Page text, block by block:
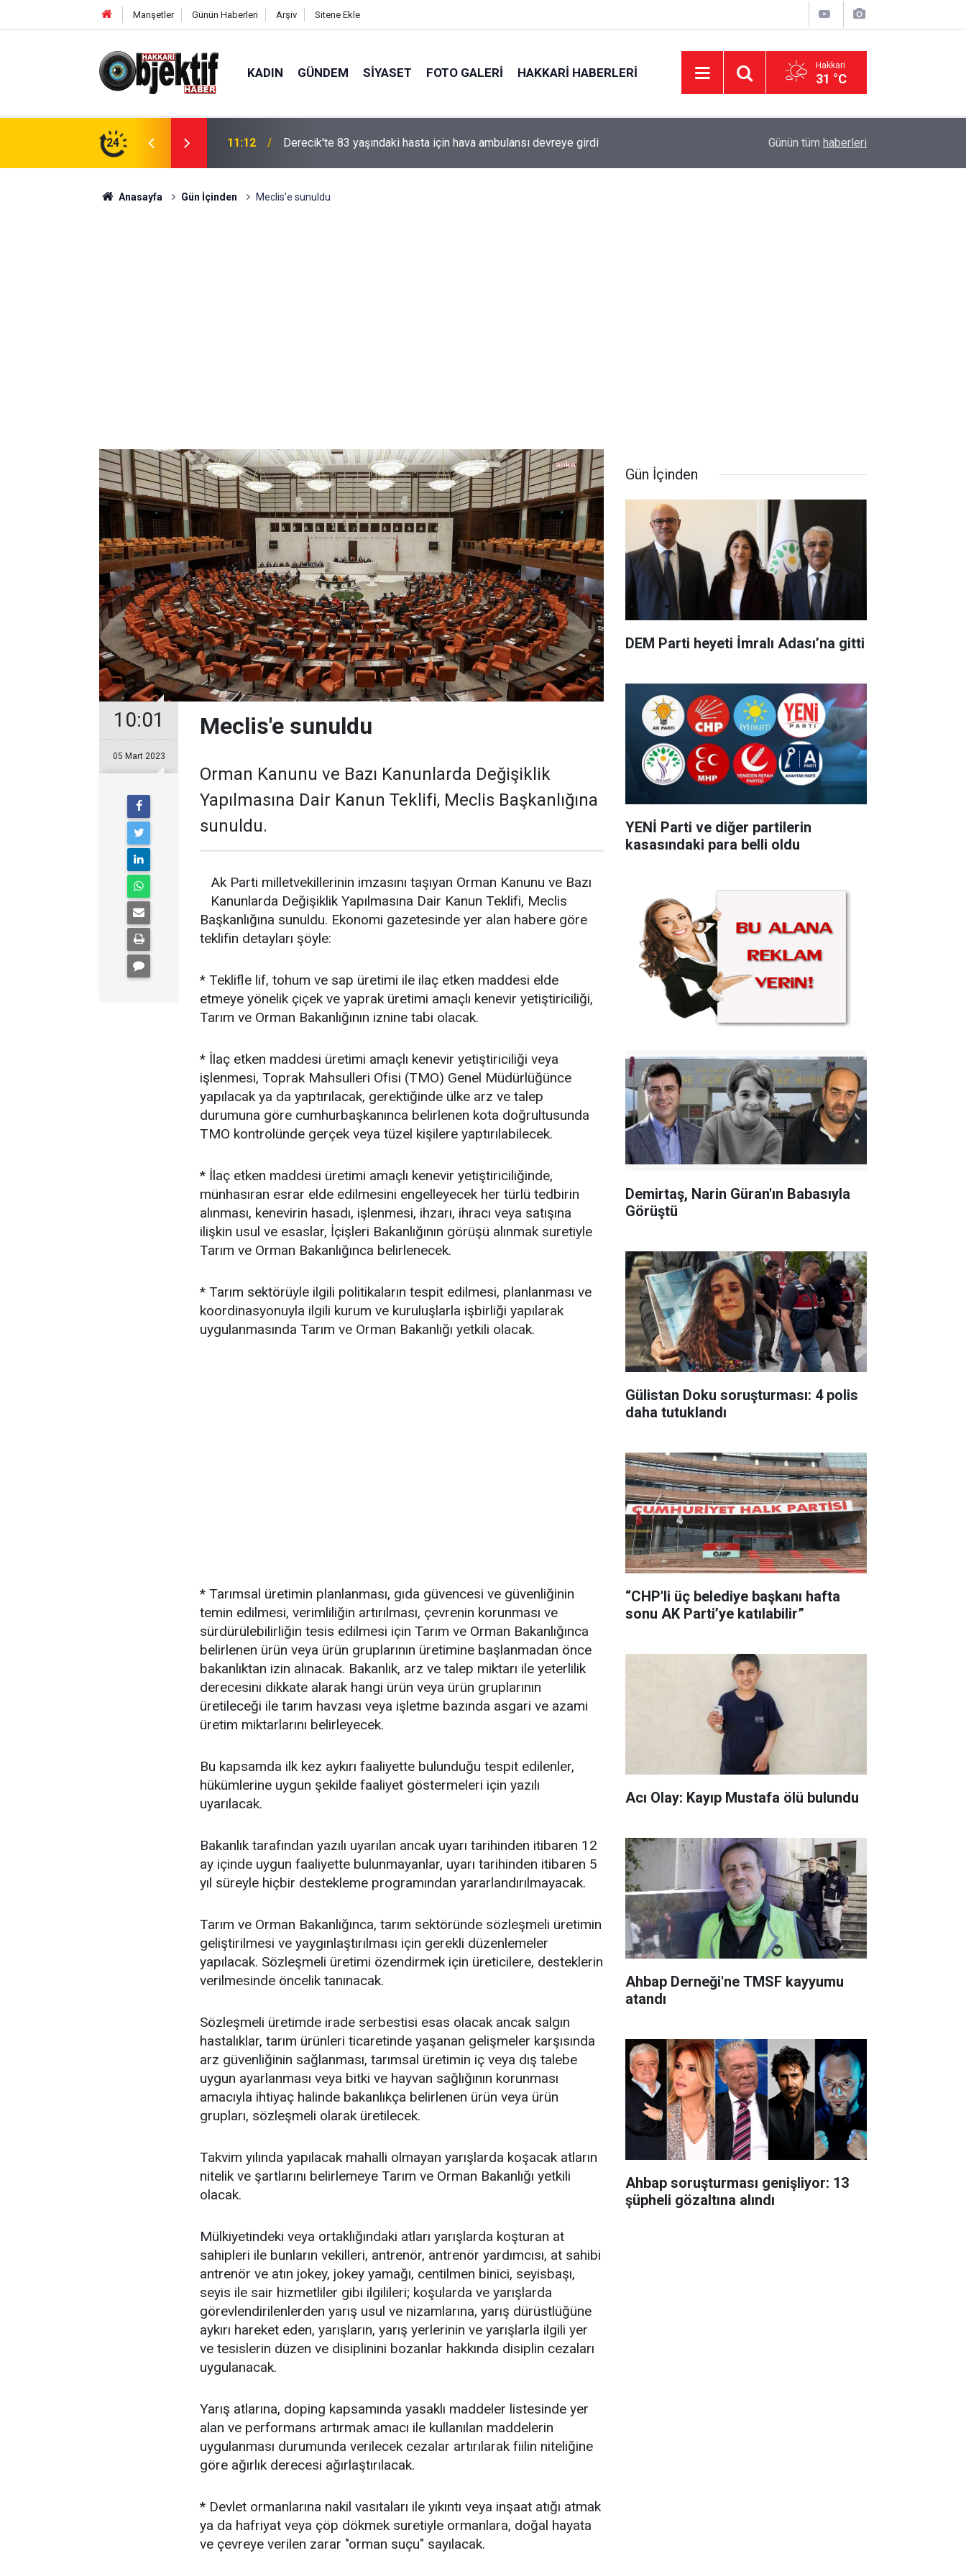
Manşetler Günün Haberleri Arşiv Sitene Ekle
KADIN GÜNDEM SIYASET FOTO GALERI HAKKARI HABERLERI Hakkari
31 °C
24
hava ambulansı devreye girdi 11:01 'Çerçeve yasa' kanun teklifi Adalet Komisyonu'ndan geçti Hakkâri’de ulaşım için kritik proje: Geçici
Günün tüm haberleri
Anasayfa Gün İçinden Meclis'e sunuldu
10:01
05 Mart 2023
Meclis'e sunuldu
Orman Kanunu ve Bazı Kanunlarda Değişiklik
Yapılmasına Dair Kanun Teklifi, Meclis Başkanlığına
sunuldu.
Ak Parti milletvekillerinin imzasını taşıyan Orman Kanunu ve Bazı
Kanunlarda Değişiklik Yapılmasına Dair Kanun Teklifi, Meclis
Başkanlığına sunuldu. Ekonomi gazetesinde yer alan habere göre
teklifin detayları şöyle:
* Teklifle lif, tohum ve sap üretimi ile ilaç etken maddesi elde
etmeye yönelik çiçek ve yaprak üretimi amaçlı kenevir yetiştiriciliği,
Tarım ve Orman Bakanlığının iznine tabi olacak.
* İlaç etken maddesi üretimi amaçlı kenevir yetiştiriciliği veya
işlenmesi, Toprak Mahsulleri Ofisi (TMO) Genel Müdürlüğünce
yapılacak ya da yaptırılacak, gerektiğinde ülke arz ve talep
durumuna göre cumhurbaşkanınca belirlenen kota doğrultusunda
TMO kontrolünde gerçek veya tüzel kişilere yaptırılabilecek.
* İlaç etken maddesi üretimi amaçlı kenevir yetiştiriciliğinde,
münhasıran esrar elde edilmesini engelleyecek her türlü tedbirin
alınması, kenevirin hasadı, işlenmesi, ihzarı, ihracı veya satışına
ilişkin usul ve esaslar, İçişleri Bakanlığının görüşü alınmak suretiyle
Tarım ve Orman Bakanlığınca belirlenecek.
* Tarım sektörüyle ilgili politikaların tespit edilmesi, planlanması ve
koordinasyonuyla ilgili kurum ve kuruluşlarla işbirliği yapılarak
uygulanmasında Tarım ve Orman Bakanlığı yetkili olacak.
* Tarımsal üretimin planlanması, gıda güvencesi ve güvenliğinin
temin edilmesi, verimliliğin artırılması, çevrenin korunması ve
sürdürülebilirliğin tesis edilmesi için Tarım ve Orman Bakanlığınca
belirlenen ürün veya ürün gruplarının üretimine başlanmadan önce
bakanlıktan izin alınacak. Bakanlık, arz ve talep miktarı ile yeterlilik
derecesini dikkate alarak hangi ürün veya ürün gruplarının
üretileceği ile tarım havzası veya işletme bazında asgari ve azami
üretim miktarlarını belirleyecek.
Bu kapsamda ilk kez aykırı faaliyette bulunduğu tespit edilenler,
hükümlerine uygun şekilde faaliyet göstermeleri için yazılı
uyarılacak.
Bakanlık tarafından yazılı uyarılan ancak uyarı tarihinden itibaren 12
ay içinde uygun faaliyette bulunmayanlar, uyarı tarihinden itibaren 5
yıl süreyle hiçbir destekleme programından yararlandırılmayacak.
Tarım ve Orman Bakanlığınca, tarım sektöründe sözleşmeli üretimin
geliştirilmesi ve yaygınlaştırılması için gerekli düzenlemeler
yapılacak. Sözleşmeli üretimi özendirmek için üreticilere, desteklerin
verilmesinde öncelik tanınacak.
Sözleşmeli üretimde irade serbestisi esas olacak ancak salgın
hastalıklar, tarım ürünleri ticaretinde yaşanan gelişmeler karşısında
arz güvenliğinin sağlanması, tarımsal üretimin iç veya dış talebe
uygun ayarlanması veya bitki ve hayvan sağlığının korunması
amacıyla ihtiyaç halinde bakanlıkça belirlenen ürün veya ürün
grupları, sözleşmeli olarak üretilecek.
Takvim yılında yapılacak mahalli olmayan yarışlarda koşacak atların
nitelik ve şartlarını belirlemeye Tarım ve Orman Bakanlığı yetkili
olacak.
Mülkiyetindeki veya ortaklığındaki atları yarışlarda koşturan at
sahipleri ile bunların vekilleri, antrenör, antrenör yardımcısı, at sahibi
antrenör ve atın jokey, jokey yamağı, centilmen binici, seyisbaşı,
seyis ile sair hizmetliler gibi ilgilileri; koşularda ve yarışlarda
görevlendirilenlerden yarış usul ve nizamlarına, yarış dürüstlüğüne
aykırı hareket eden, yarışların, yarış yerlerinin ve yarışlarla ilgili yer
ve tesislerin düzen ve disiplinini bozanlar hakkında disiplin cezaları
uygulanacak.
Yarış atlarına, doping kapsamında yasaklı maddeler listesinde yer
alan ve performans artırmak amacı ile kullanılan maddelerin
uygulanması durumunda verilecek cezalar artırılarak fiilin niteliğine
göre ağırlık derecesi ağırlaştırılacak.
* Devlet ormanlarına nakil vasıtaları ile yıkıntı veya inşaat atığı atmak
ya da hafriyat veya çöp dökmek suretiyle ormanlara, doğal hayata
ve çevreye verilen zarar "orman suçu" sayılacak.
Gün İçinden
DEM Parti heyeti İmralı Adası’na gitti
YENİ Parti ve diğer partilerin
kasasındaki para belli oldu
Demirtaş, Narin Güran'ın Babasıyla
Görüştü
Gülistan Doku soruşturması: 4 polis
daha tutuklandı
“CHP'li üç belediye başkanı hafta
sonu AK Parti’ye katılabilir”
Acı Olay: Kayıp Mustafa ölü bulundu
Ahbap Derneği'ne TMSF kayyumu
atandı
Ahbap soruşturması genişliyor: 13
şüpheli gözaltına alındı